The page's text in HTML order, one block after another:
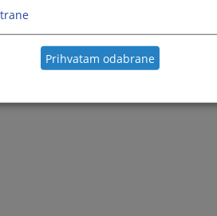
Prihvatam odabrane